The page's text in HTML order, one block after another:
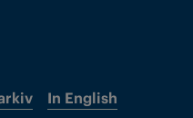
In English